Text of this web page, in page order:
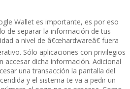
Wallet es importante, es por eso
de separar la información de tus
a nivel de â€œhardwareâ€ fuera
Sólo aplicaciones con privilegios
accesar dicha información. Adicional
una transacción la pantalla del
y el sistema te va a pedir un